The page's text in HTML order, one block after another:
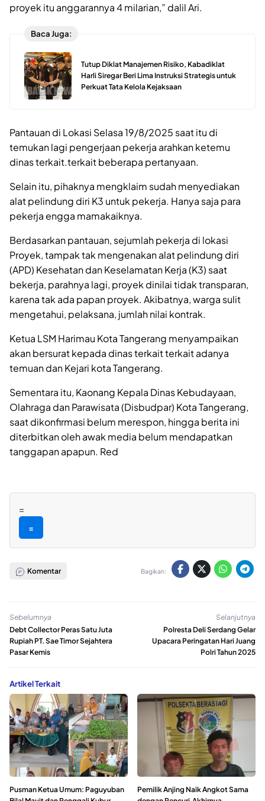
proyek itu anggarannya 4 milarian,” dalil Ari.
Baca Juga:
Tutup Diklat Manajemen Risiko, Kabadiklat
Harli Siregar Beri Lima Instruksi Strategis untuk
Perkuat Tata Kelola Kejaksaan
Pantauan di Lokasi Selasa 19/8/2025 saat itu di
temukan lagi pengerjaan pekerja arahkan ketemu
dinas terkait.terkait beberapa pertanyaan.
Selain itu, pihaknya mengklaim sudah menyediakan
alat pelindung diri K3 untuk pekerja. Hanya saja para
pekerja engga mamakaiknya.
Berdasarkan pantauan, sejumlah pekerja di lokasi
Proyek, tampak tak mengenakan alat pelindung diri
(APD) Kesehatan dan Keselamatan Kerja (K3) saat
bekerja, parahnya lagi, proyek dinilai tidak transparan,
karena tak ada papan proyek. Akibatnya, warga sulit
mengetahui, pelaksana, jumlah nilai kontrak.
Ketua LSM Harimau Kota Tangerang menyampaikan
akan bersurat kepada dinas terkait terkait adanya
temuan dan Kejari kota Tangerang.
Sementara itu, Kaonang Kepala Dinas Kebudayaan,
Olahraga dan Parawisata (Disbudpar) Kota Tangerang,
saat dikonfirmasi belum merespon, hingga berita ini
diterbitkan oleh awak media belum mendapatkan
tanggapan apapun. Red
=
=
Komentar Bagikan:
Sebelumnya
Debt Collector Peras Satu Juta
Rupiah PT. Sae Timor Sejahtera
Pasar Kemis
Selanjutnya
Polresta Deli Serdang Gelar
Upacara Peringatan Hari Juang
Polri Tahun 2025
Artikel Terkait
Pusman Ketua Umum: Paguyuban
Pemilik Anjing Naik Angkot Sama